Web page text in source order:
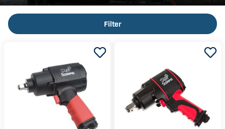
Filter